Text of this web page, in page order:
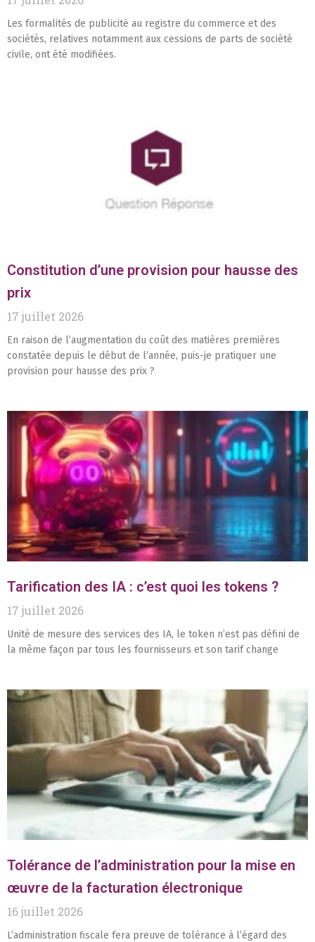
Les formalités de publicité au registre du commerce et des
sociétés, relatives notamment aux cessions de parts de société
civile, ont été modifiées.
Constitution d’une provision pour hausse des
prix
17 juillet 2026
En raison de l’augmentation du coût des matières premières
constatée depuis le début de l’année, puis-je pratiquer une
provision pour hausse des prix ?
Tarification des IA : c’est quoi les tokens ?
17 juillet 2026
Unité de mesure des services des IA, le token n’est pas défini de
la même façon par tous les fournisseurs et son tarif change
Tolérance de l’administration pour la mise en
œuvre de la facturation électronique
16 juillet 2026
L’administration fiscale fera preuve de tolérance à l’égard des